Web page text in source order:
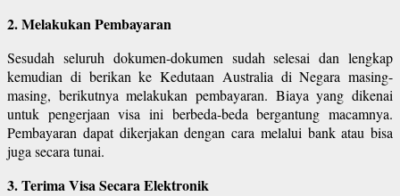
2. Melakukan Pembayaran
Sesudah seluruh dokumen-dokumen sudah selesai dan lengkap
kemudian di berikan ke Kedutaan Australia di Negara masing-
masing, berikutnya melakukan pembayaran. Biaya yang dikenai
untuk pengerjaan visa ini berbeda-beda bergantung macamnya.
Pembayaran dapat dikerjakan dengan cara melalui bank atau bisa
juga secara tunai.
3. Terima Visa Secara Elektronik